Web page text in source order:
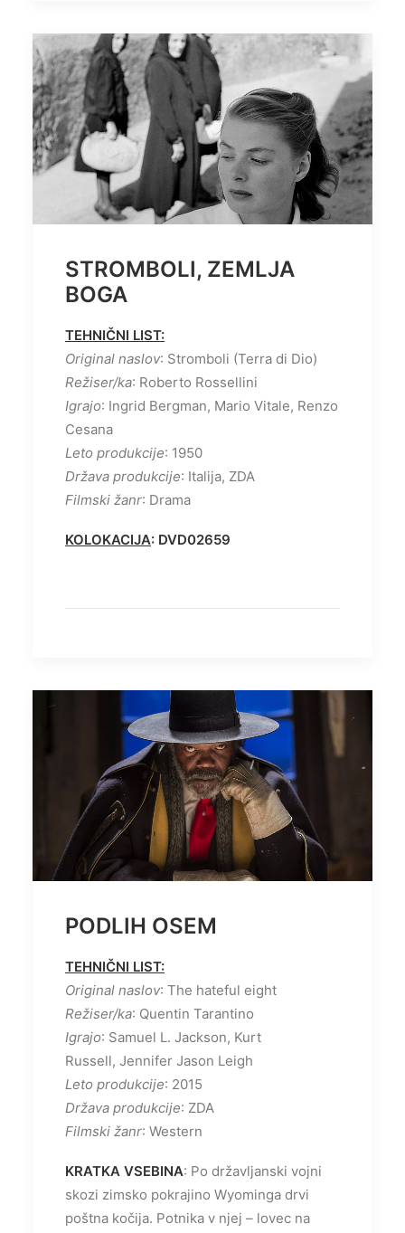
STROMBOLI, ZEMLJA
BOGA
TEHNIČNI LIST:
Original naslov: Stromboli (Terra di Dio)
Režiser/ka: Roberto Rossellini
Igrajo: Ingrid Bergman, Mario Vitale, Renzo
Cesana
Leto produkcije: 1950
Država produkcije: Italija, ZDA
Filmski žanr: Drama
KOLOKACIJA: DVD02659
PODLIH OSEM
TEHNIČNI LIST:
Original naslov: The hateful eight
Režiser/ka: Quentin Tarantino
Igrajo: Samuel L. Jackson, Kurt
Russell, Jennifer Jason Leigh
Leto produkcije: 2015
Država produkcije: ZDA
Filmski žanr: Western
KRATKA VSEBINA: Po državljanski vojni
skozi zimsko pokrajino Wyominga drvi
poštna kočija. Potnika v njej – lovec na